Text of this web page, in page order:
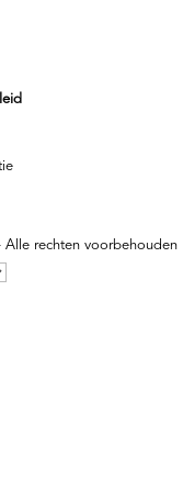
Alle rechten voorbehouden